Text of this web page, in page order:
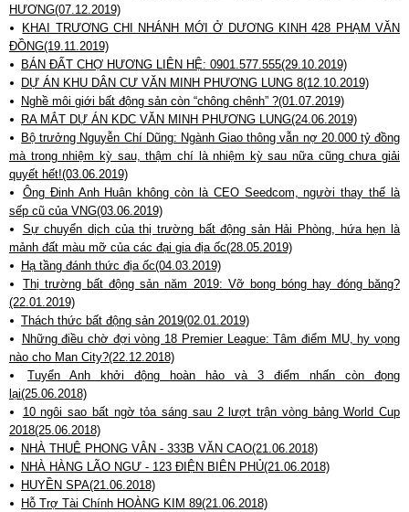
HƯƠNG(07.12.2019)
KHAI TRƯƠNG CHI NHÁNH MỚI Ở DƯƠNG KINH 428 PHẠM VĂN
ĐỒNG(19.11.2019)
BÁN ĐẤT CHỢ HƯƠNG LIÊN HỆ: 0901.577.555(29.10.2019)
DỰ ÁN KHU DÂN CƯ VĂN MINH PHƯƠNG LUNG 8(12.10.2019)
Nghề môi giới bất động sản còn “chông chênh” ?(01.07.2019)
RA MẮT DỰ ÁN KDC VĂN MINH PHƯƠNG LUNG(24.06.2019)
Bộ trưởng Nguyễn Chí Dũng: Ngành Giao thông vẫn nợ 20.000 tỷ đồng
mà trong nhiệm kỳ sau, thậm chí là nhiệm kỳ sau nữa cũng chưa giải
quyết hết!(03.06.2019)
Ông Đinh Anh Huân không còn là CEO Seedcom, người thay thế là
sếp cũ của VNG(03.06.2019)
Sự chuyển dịch của thị trường bất động sản Hải Phòng, hứa hẹn là
mảnh đất màu mỡ của các đại gia địa ốc(28.05.2019)
Hạ tầng đánh thức địa ốc(04.03.2019)
Thị trường bất động sản năm 2019: Vỡ bong bóng hay đóng băng?
(22.01.2019)
Thách thức bất động sản 2019(02.01.2019)
Những điều chờ đợi vòng 18 Premier League: Tâm điểm MU, hy vọng
nào cho Man City?(22.12.2018)
Tuyển Anh khởi động hoàn hảo và 3 điểm nhấn còn đọng
lại(25.06.2018)
10 ngôi sao bất ngờ tỏa sáng sau 2 lượt trận vòng bảng World Cup
2018(25.06.2018)
NHÀ THUÊ PHONG VÂN - 333B VĂN CAO(21.06.2018)
NHÀ HÀNG LÃO NGƯ - 123 ĐIỆN BIÊN PHỦ(21.06.2018)
HUYỀN SPA(21.06.2018)
Hỗ Trợ Tài Chính HOÀNG KIM 89(21.06.2018)